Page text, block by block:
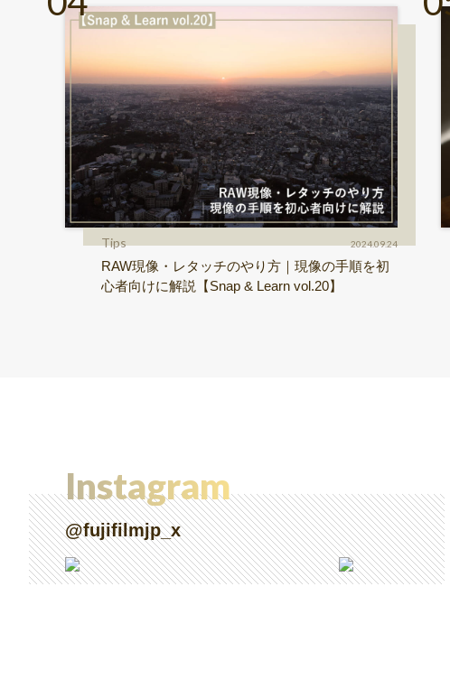
Tips 2024.09.24
RAW現像・レタッチのやり方｜現像の手順を初
心者向けに解説【Snap & Learn vol.20】
Instagram
@fujifilmjp_x